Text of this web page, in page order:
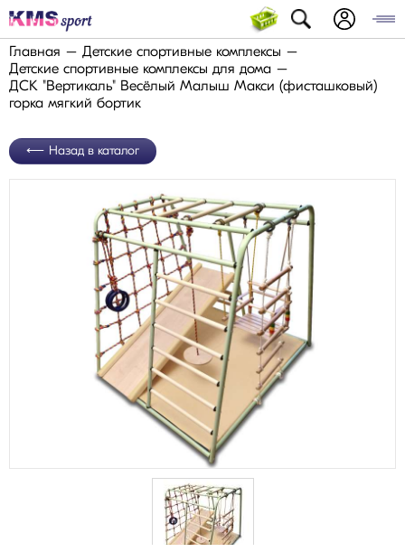
Главная
Детские спортивные комплексы
Детские спортивные комплексы для дома
ДСК "Вертикаль" Весёлый Малыш Макси (фисташковый)
горка мягкий бортик
Назад в каталог